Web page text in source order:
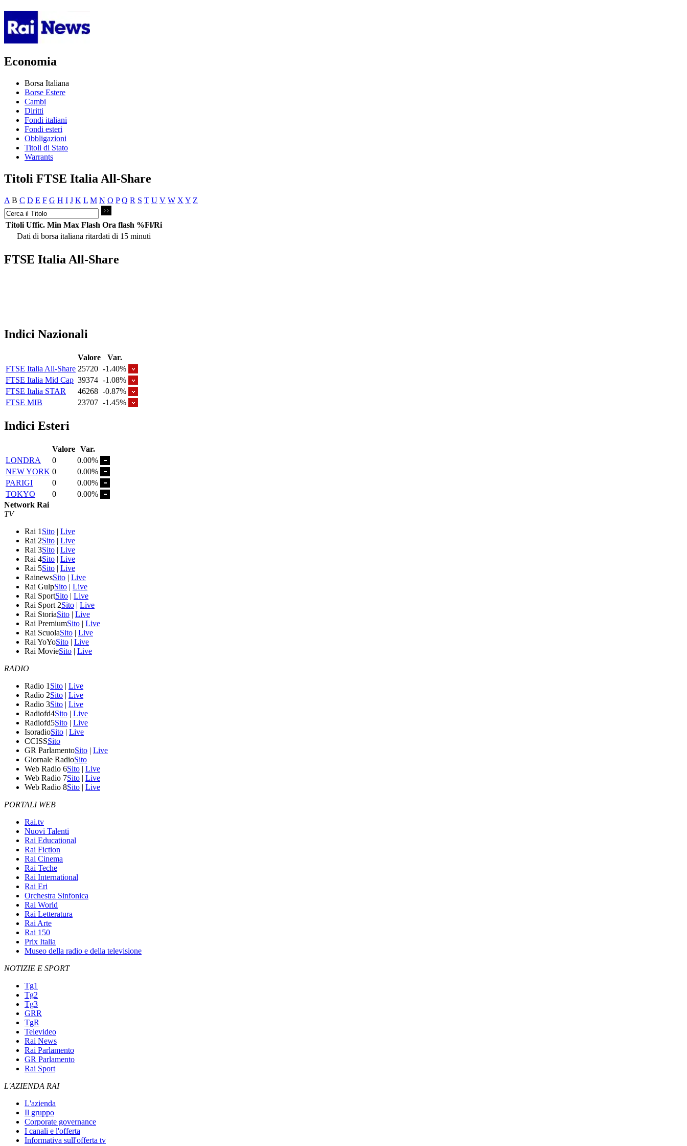
Economia
Borsa Italiana
Borse Estere
Cambi
Diritti
Fondi italiani
Fondi esteri
Obbligazioni
Titoli di Stato
Warrants
Titoli FTSE Italia All-Share
A B C D E F G H I J K L M N O P Q R S T U V W X Y Z
Titoli Uffic. Min Max Flash Ora flash %Fl/Ri
Dati di borsa italiana ritardati di 15 minuti
FTSE Italia All-Share
Indici Nazionali
Valore
Var.
FTSE Italia All-Share 25720 -1.40%
FTSE Italia Mid Cap 39374 -1.08%
FTSE Italia STAR
46268 -0.87%
FTSE MIB
23707 -1.45%
Indici Esteri
Valore Var.
LONDRA
0
0.00%
NEW YORK 0
0.00%
PARIGI
0
0.00%
TOKYO
0
0.00%
Network Rai
TV
Rai 1 Sito | Live
Rai 2Sito | Live
Rai 3Sito | Live
Rai 4Sito | Live
Rai 5Sito | Live
RainewsSito | Live
Rai GulpSito | Live
Rai SportSito | Live
Rai Sport 2Sito | Live
Rai StoriaSito | Live
Rai PremiumSito | Live
Rai ScuolaSito | Live
Rai YoYoSito | Live
Rai MovieSito | Live
RADIO
Radio 1 Sito | Live
Radio 2Sito | Live
Radio 3Sito | Live
Radiofd4Sito | Live
Radiofd5Sito | Live
IsoradioSito | Live
CCISSSito
GR ParlamentoSito | Live
Giornale RadioSito
Web Radio 6Sito | Live
Web Radio 7Sito | Live
Web Radio 8Sito | Live
PORTALI WEB
Rai.tv
Nuovi Talenti
Rai Educational
Rai Fiction
Rai Cinema
Rai Teche
Rai International
Rai Eri
Orchestra Sinfonica
Rai World
Rai Letteratura
Rai Arte
Rai 150
Prix Italia
Museo della radio e della televisione
NOTIZIE E SPORT
Tg1
Tg2
Tg3
GRR
TgR
Televideo
Rai News
Rai Parlamento
GR Parlamento
Rai Sport
L'AZIENDA RAI
L'azienda
Il gruppo
Corporate governance
I canali e l'offerta
Informativa sull'offerta tv